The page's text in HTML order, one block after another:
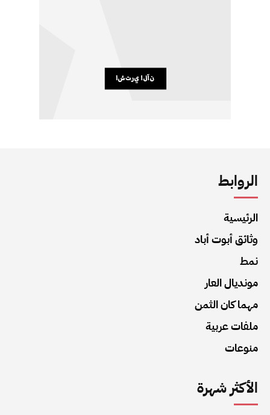
الروابط
الرئيسية
وثائق أبوت أباد
نمط
مونديال العار
مهما كان الثمن
ملفات عربية
منوعات
الأكثر شهرة